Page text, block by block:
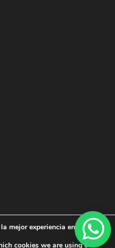
mejor experiencia en nuestra
cookies we are using or